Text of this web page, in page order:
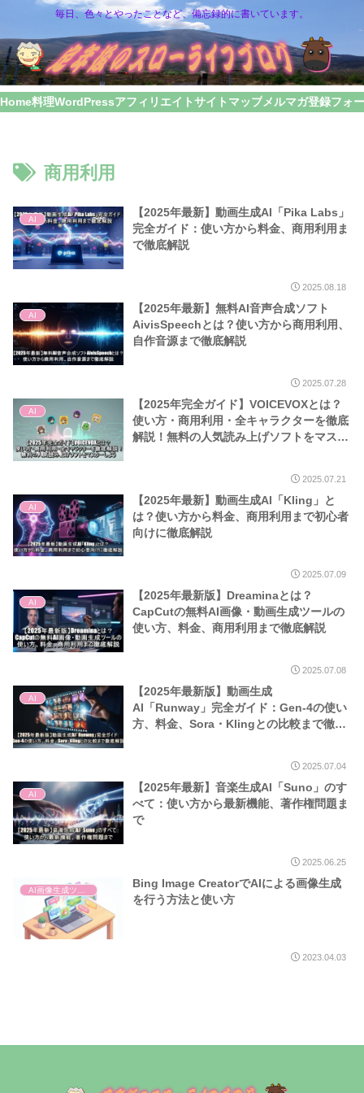
毎日、色々とやったことなど、備忘録的に書いています。
Home料理WordPressアフィリエイトサイトマップメルマガ登録フォ
商用利用
AI
【2025年最新】動画生成AI「Pika Labs」
完全ガイド：使い方から料金、商用利用ま
で徹底解説
2025.08.18
AI
【2025年最新】無料AI音声合成ソフト
AivisSpeechとは？使い方から商用利用、
自作音源まで徹底解説
2025.07.28
AI
【2025年完全ガイド】VOICEVOXとは？
使い方・商用利用・全キャラクターを徹底
解説！無料の人気読み上げソフトをマスタ
2025.07.21
AI
【2025年最新】動画生成AI「Kling」と
は？使い方から料金、商用利用まで初心者
向けに徹底解説
2025.07.09
AI
【2025年最新版】Dreaminaとは？
CapCutの無料AI画像・動画生成ツールの
使い方、料金、商用利用まで徹底解説
2025.07.08
AI
【2025年最新版】動画生成
AI「Runway」完全ガイド：Gen-4の使い
方、料金、Sora・Klingとの比較まで徹底
2025.07.04
AI
【2025年最新】音楽生成AI「Suno」のす
べて：使い方から最新機能、著作権問題ま
で
2025.06.25
Bing Image CreatorでAIによる画像生成
を行う方法と使い方
2023.04.03